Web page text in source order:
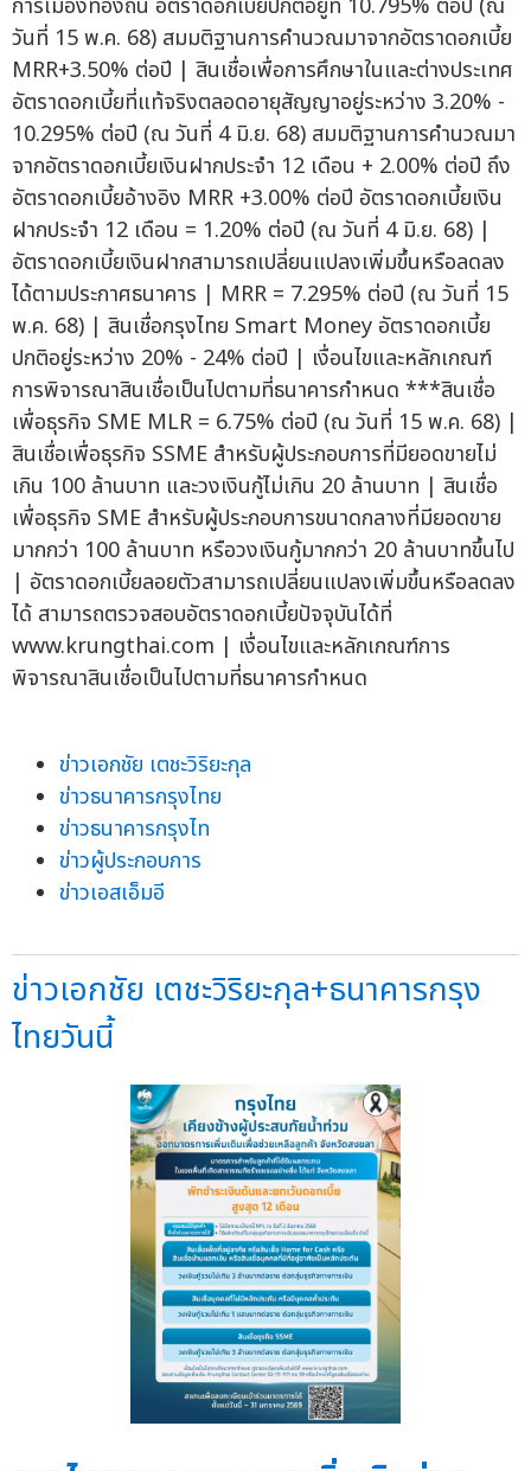
การเมืองท้องถิ่น อัตราดอกเบี้ยปกติอยู่ที่ 10.795% ต่อปี (ณ
วันที่ 15 พ.ค. 68) สมมติฐานการคำนวณมาจากอัตราดอกเบี้ย
MRR+3.50% ต่อปี | สินเชื่อเพื่อการศึกษาในและต่างประเทศ
อัตราดอกเบี้ยที่แท้จริงตลอดอายุสัญญาอยู่ระหว่าง 3.20% -
10.295% ต่อปี (ณ วันที่ 4 มิ.ย. 68) สมมติฐานการคำนวณมา
จากอัตราดอกเบี้ยเงินฝากประจำ 12 เดือน + 2.00% ต่อปี ถึง
อัตราดอกเบี้ยอ้างอิง MRR +3.00% ต่อปี อัตราดอกเบี้ยเงิน
ฝากประจำ 12 เดือน = 1.20% ต่อปี (ณ วันที่ 4 มิ.ย. 68) |
อัตราดอกเบี้ยเงินฝากสามารถเปลี่ยนแปลงเพิ่มขึ้นหรือลดลง
ได้ตามประกาศธนาคาร | MRR = 7.295% ต่อปี (ณ วันที่ 15
พ.ค. 68) | สินเชื่อกรุงไทย Smart Money อัตราดอกเบี้ย
ปกติอยู่ระหว่าง 20% - 24% ต่อปี | เงื่อนไขและหลักเกณฑ์
การพิจารณาสินเชื่อเป็นไปตามที่ธนาคารกำหนด ***สินเชื่อ
เพื่อธุรกิจ SME MLR = 6.75% ต่อปี (ณ วันที่ 15 พ.ค. 68) |
สินเชื่อเพื่อธุรกิจ SSME สำหรับผู้ประกอบการที่มียอดขายไม่
เกิน 100 ล้านบาท และวงเงินกู้ไม่เกิน 20 ล้านบาท | สินเชื่อ
เพื่อธุรกิจ SME สำหรับผู้ประกอบการขนาดกลางที่มียอดขาย
มากกว่า 100 ล้านบาท หรือวงเงินกู้มากกว่า 20 ล้านบาทขึ้นไป
| อัตราดอกเบี้ยลอยตัวสามารถเปลี่ยนแปลงเพิ่มขึ้นหรือลดลง
ได้ สามารถตรวจสอบอัตราดอกเบี้ยปัจจุบันได้ที่
www.krungthai.com | เงื่อนไขและหลักเกณฑ์การ
พิจารณาสินเชื่อเป็นไปตามที่ธนาคารกำหนด
ข่าวเอกชัย เตชะวิริยะกุล
ข่าวธนาคารกรุงไทย
ข่าวธนาคารกรุงไท
ข่าวผู้ประกอบการ
ข่าวเอสเอ็มอี
ข่าวเอกชัย เตชะวิริยะกุล+ธนาคารกรุง
ไทยวันนี้